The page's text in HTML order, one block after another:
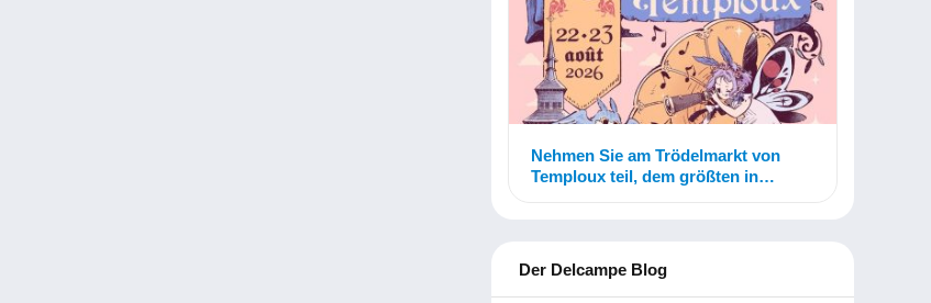
Nehmen Sie am Trödelmarkt von
Temploux teil, dem größten in
Der Delcampe Blog